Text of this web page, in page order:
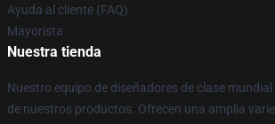
Ayuda al cliente (FAQ)
Mayorista
Nuestra tienda
Nuestro equipo de diseñadores de clase
de nuestros productos. Ofrecen una amplia